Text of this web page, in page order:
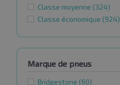
Classe moyenne (324)
Classe économique (924)
Marque de pneus
Bridgestone (60)